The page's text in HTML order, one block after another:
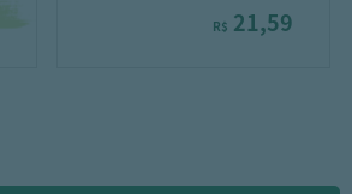
R$ 21,59